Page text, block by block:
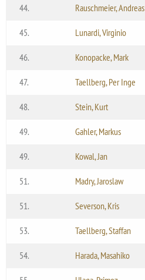
44. Rauschmeier, Andreas
45. Lunardi, Virginio
46. Konopacke, Mark
47. Taellberg, Per Inge
48. Stein, Kurt
49. Gahler, Markus
49. Kowal, Jan
51. Madry, Jaroslaw
51. Severson, Kris
53. Taellberg, Staffan
54. Harada, Masahiko